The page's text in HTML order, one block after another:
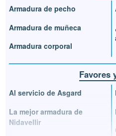
Armadura de pecho
Armadura de muñeca
Armadura corporal
Favores
Al servicio de Asgard
La mejor armadura de
Nidavellir